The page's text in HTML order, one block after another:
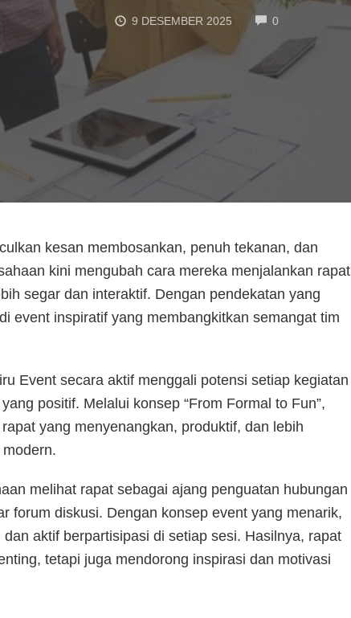
9 DESEMBER 2025 0COMMENTS
kesan membosankan, penuh tekanan, dan
kini mengubah cara mereka menjalankan rapat
segar dan interaktif. Dengan pendekatan yang
event inspiratif yang membangkitkan semangat tim
Event secara aktif menggali potensi setiap kegiatan
positif. Melalui konsep “From Formal to Fun”,
yang menyenangkan, produktif, dan lebih
melihat rapat sebagai ajang penguatan hubungan
forum diskusi. Dengan konsep event yang menarik,
aktif berpartisipasi di setiap sesi. Hasilnya, rapat
tetapi juga mendorong inspirasi dan motivasi